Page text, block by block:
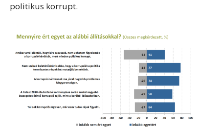
politikus korrupt.